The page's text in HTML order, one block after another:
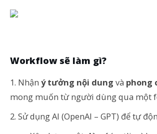
Workflow sẽ làm gì?
1. Nhận ý tưởng nội dung và phong
mong muốn từ người dùng qua một
2. Sử dụng AI (OpenAI – GPT) để tự